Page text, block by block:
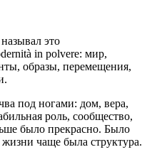
это
in polvere: мир,
образы, перемещения,
под ногами: дом, вера,
роль, сообщество,
было прекрасно. Было
чаще была структура.